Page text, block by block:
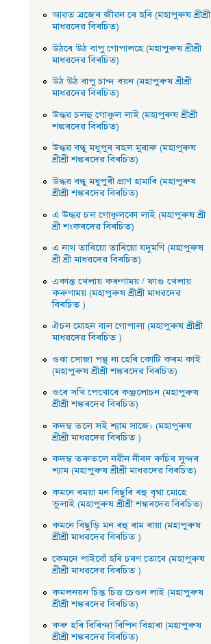
আৱত ব্ৰজেৰ জীৱন ৰে হৰি (মহাপুৰুষ শ্ৰীশ্ৰী
মাধৱদেৱ বিৰচিত)
উঠৰে উঠ বাপু গােপালহে (মহাপুৰুষ শ্ৰীশ্ৰী
মাধৱদেৱ বিৰচিত)
উঠ উঠ বাপু চান্দ বয়ন (মহাপুৰুষ শ্ৰীশ্ৰী
মাধৱদেৱ বিৰচিত)
উদ্ধৱ চলহু গােকুল লাই (মহাপুৰুষ শ্ৰীশ্ৰী
শঙ্কৰদেৱ বিৰচিত)
উদ্ধৱ বন্ধু মধুপুৰ ৰহল মুৰাৰু (মহাপুৰুষ
শ্ৰীশ্ৰী শঙ্কৰদেৱ বিৰচিত)
উদ্ধৱ বন্ধু মধুপুৰী প্রাণ হামাৰি (মহাপুৰুষ
শ্ৰীশ্ৰী শঙ্কৰদেৱ বিৰচিত)
এ উদ্ধৱ চল গােকুলকো লাই (মহাপুৰুষ শ্ৰী
শ্ৰী শংকৰদেৱ বিৰচিত)
এ নাথ তাৰিয়াে তাৰিয়াে যদুমণি (মহাপুৰুষ
শ্ৰী শ্ৰী মাধৱদেৱ বিৰচিত)
একান্ত খেলায় কৰুণাময় / ফাগু খেলায়
কৰুণাময় (মহাপুৰুষ শ্ৰীশ্ৰী মাধৱদেৱ
বিৰচিত )
ঐচন মােহন বাল গােপালা (মহাপুৰুষ শ্ৰীশ্ৰী
মাধৱদেৱ বিৰচিত )
ওঝা সােজা পন্থ না হেৰি কোটি কৰম কাই
(মহাপুৰুষ শ্ৰীশ্ৰী শঙ্কৰদেৱ বিৰচিত)
ওৰে সখি পেখােৰে কঞ্জলােচন (মহাপুৰুষ
শ্ৰীশ্ৰী শঙ্কৰদেৱ বিৰচিত)
কদম্ব তলে সই শ্যাম সাজে। (মহাপুৰুষ
শ্ৰীশ্ৰী মাধৱদেৱ বিৰচিত )
কদম্ব তৰুতলে নৱীন নীৰদ ৰুচিৰ সুন্দৰ
শ্যাম (মহাপুৰুষ শ্ৰীশ্ৰী মাধৱদেৱ বিৰচিত)
কমনে ৰময়া মন বিছুৰি ৰহু বৃথা মােহে
ভুলাই (মহাপুৰুষ শ্ৰীশ্ৰী শঙ্কৰদেৱ বিৰচিত)
কমনে বিছুড়ি মন ৰহু ৰাম ৰায়া (মহাপুৰুষ
শ্ৰীশ্ৰী মাধৱদেৱ বিৰচিত )
কেমনে পাইবোঁ হৰি চৰণ তােৰে (মহাপুৰুষ
শ্ৰীশ্ৰী মাধৱদেৱ বিৰচিত )
কমলনয়ন চিন্ত চিত্ত চেওন লাই (মহাপুৰুষ
শ্ৰীশ্ৰী শঙ্কৰদেৱ বিৰচিত)
কৰু হৰি বিৰিন্দা বিপিন বিহাৰা (মহাপুৰুষ
শ্ৰীশ্ৰী শঙ্কৰদেৱ বিৰচিত)